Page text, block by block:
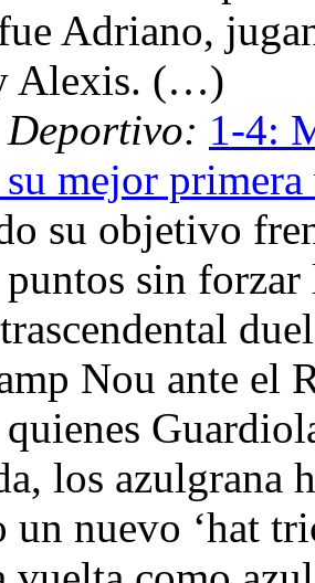
Adriano,
Alexis. (…)
1-4:
mejor
su objetivo
sin forzar
Nou ante el
quienes
los azulgrana
un nuevo ‘hat